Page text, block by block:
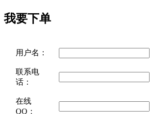
我要下单
用户名：
联系电
话：
在线
QQ：